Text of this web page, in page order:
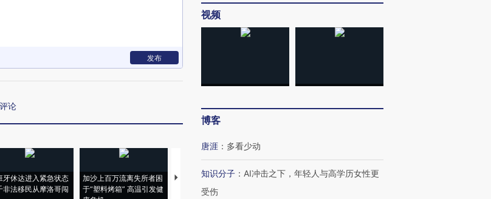
发布
论
牙休达进入紧急状态
非法移民从摩洛哥闯
加沙上百万流离失所者困
于“塑料烤箱” 高温引发健
视线｜HYROX的吸金
术：是什么让中产们甘
马航飞行员跨国走私7万
视线｜被称为“蟑螂”的印
视频
博客
唐涯 ： 多看少动
知识分子 ： AI冲击之下，年轻人与高学历女性更
受伤